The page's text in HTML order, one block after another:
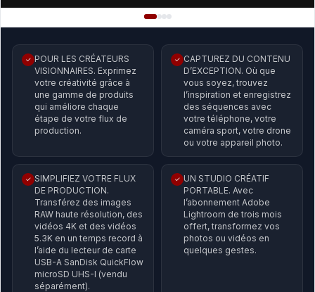
✓ POUR LES CRÉATEURS
VISIONNAIRES. Exprimez
votre créativité grâce à
une gamme de produits
qui améliore chaque
étape de votre flux de
production.
✓ CAPTUREZ DU CONTENU
D’EXCEPTION. Où que
vous soyez, trouvez
l’inspiration et enregistrez
des séquences avec
votre téléphone, votre
caméra sport, votre drone
ou votre appareil photo.
✓ SIMPLIFIEZ VOTRE FLUX
DE PRODUCTION.
Transférez des images
RAW haute résolution, des
vidéos 4K et des vidéos
5.3K en un temps record à
l’aide du lecteur de carte
USB-A SanDisk QuickFlow
microSD UHS-I (vendu
séparément).
✓ UN STUDIO CRÉATIF
PORTABLE. Avec
l’abonnement Adobe
Lightroom de trois mois
offert, transformez vos
photos ou vidéos en
quelques gestes.